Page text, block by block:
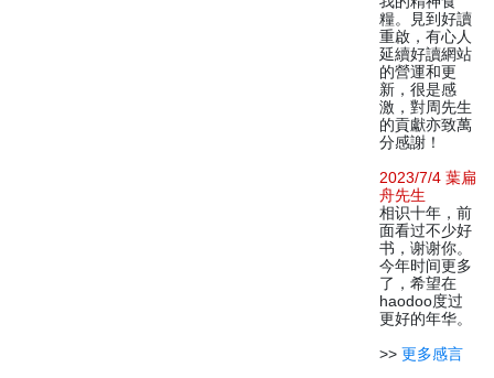
糧。見到好讀
重啟，有心人
延續好讀網站
的營運和更
新，很是感
激，對周先生
的貢獻亦致萬
分感謝！
2023/7/4 葉扁
舟先生
相识十年，前
面看过不少好
书，谢谢你。
今年时间更多
了，希望在
haodoo度过
更好的年华。
>> 更多感言